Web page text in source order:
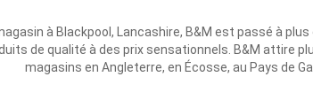
à Blackpool, Lancashire, B&M est passé à
de qualité à des prix sensationnels. B&M attire
magasins en Angleterre, en Écosse, au Pays de